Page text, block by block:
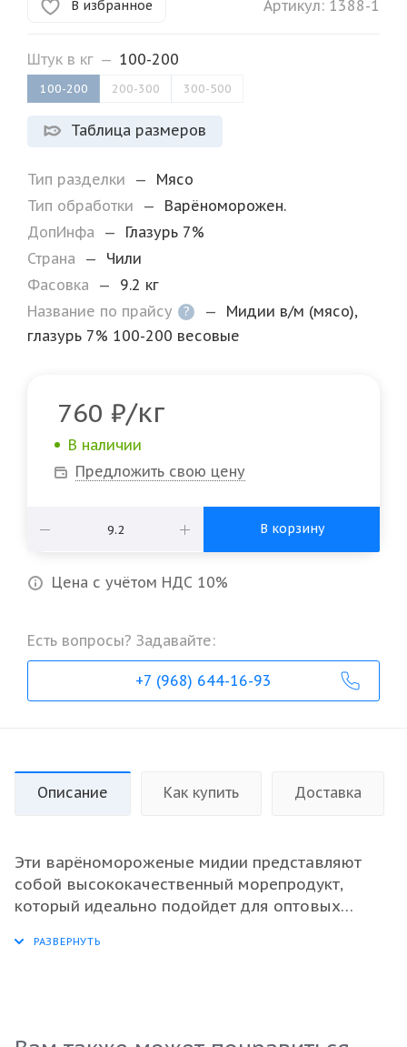
В избранное Артикул: 1388-1
Штук в кг — 100-200
100-200 200-300 300-500
Таблица размеров
Тип разделки —
Мясо
Тип обработки
—
Варёноморожен.
ДопИнфа
—
Глазурь 7%
Страна
—
Чили
Фасовка
—
9.2 кг
Название по прайсу
? —
Мидии в/м (мясо),
глазурь 7% 100-200 весовые
760 ₽/кг
В наличии
Предложить свою цену
В корзину
Цена с учётом НДС 10%
Есть вопросы? Задавайте:
+7 (968) 644-16-93
Описание Как купить Доставка
Эти варёномороженые мидии представляют
собой высококачественный морепродукт,
который идеально подойдет для оптовых
ресторанный бизнес или в сети супермаркетов.
выбором для разнообразных блюд. Выгодная